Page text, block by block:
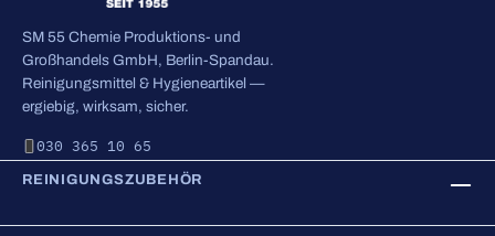
SM 55 Chemie Produktions- und
Großhandels GmbH, Berlin-Spandau.
Reinigungsmittel & Hygieneartikel —
ergiebig, wirksam, sicher.
030 365 10 65
REINIGUNGSZUBEHÖR